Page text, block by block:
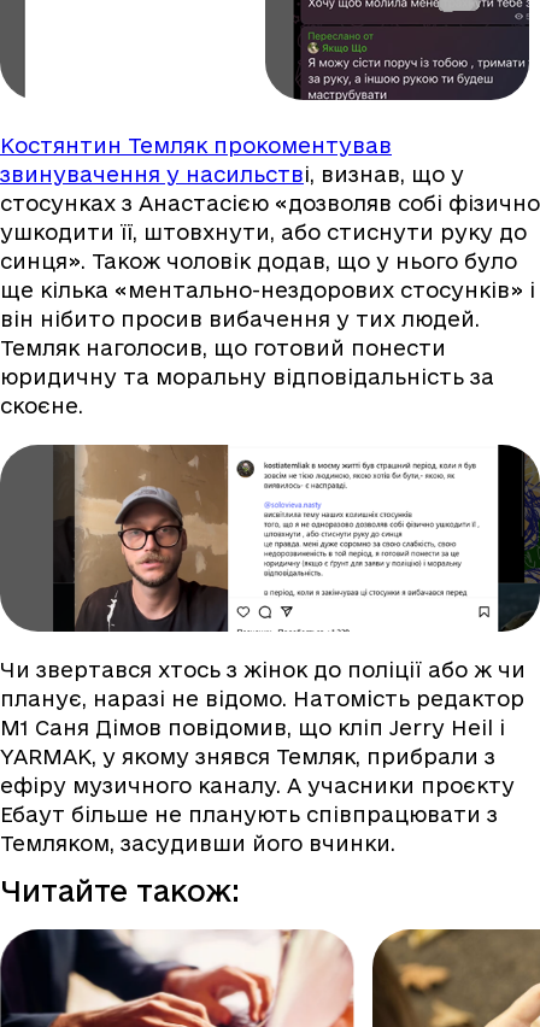
Костянтин Темляк прокоментував
звинувачення у насильстві, визнав, що у
стосунках з Анастасією «дозволяв собі фізично
ушкодити її, штовхнути, або стиснути руку до
синця». Також чоловік додав, що у нього було
ще кілька «ментально-нездорових стосунків» і
він нібито просив вибачення у тих людей.
Темляк наголосив, що готовий понести
юридичну та моральну відповідальність за
скоєне.
Чи звертався хтось з жінок до поліції або ж чи
планує, наразі не відомо. Натомість редактор
M1 Саня Дімов повідомив, що кліп Jerry Heil і
YARMAK, у якому знявся Темляк, прибрали з
ефіру музичного каналу. А учасники проєкту
Ебаут більше не планують співпрацювати з
Темляком, засудивши його вчинки.
Читайте також: